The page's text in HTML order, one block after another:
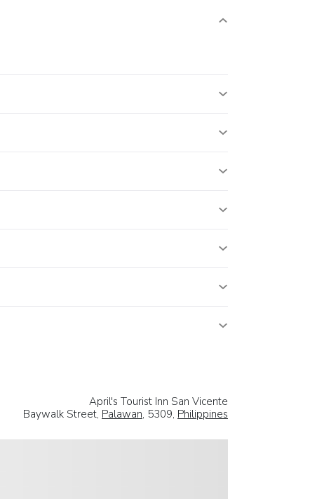
April's Tourist Inn San Vicente
Baywalk Street, Palawan, 5309, Philippines